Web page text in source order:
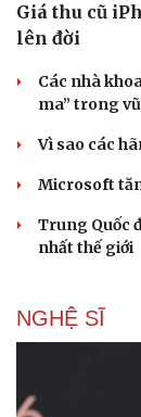
Cải chính
Giá thu cũ
lên đời
Các nhà
ma” trong
Vì sao các
Microsoft
Trung Quốc
nhất thế giới
NGHỆ SĨ